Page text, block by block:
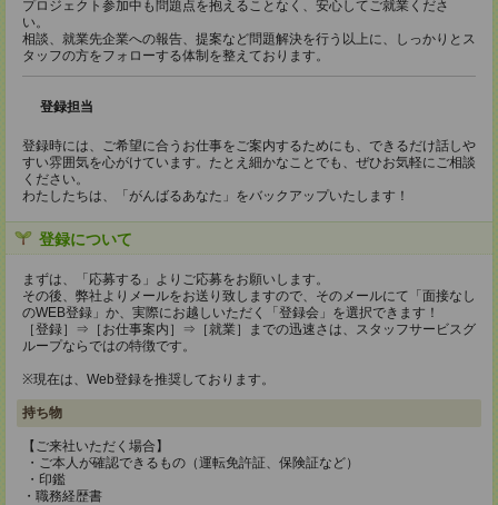
プロジェクト参加中も問題点を抱えることなく、安心してご就業くださ
い。
相談、就業先企業への報告、提案など問題解決を行う以上に、しっかりとス
タッフの方をフォローする体制を整えております。
登録担当
登録時には、ご希望に合うお仕事をご案内するためにも、できるだけ話しや
すい雰囲気を心がけています。たとえ細かなことでも、ぜひお気軽にご相談
ください。
わたしたちは、「がんばるあなた」をバックアップいたします！
登録について
まずは、「応募する」よりご応募をお願いします。
その後、弊社よりメールをお送り致しますので、そのメールにて「面接なし
のWEB登録」か、実際にお越しいただく「登録会」を選択できます！
［登録］⇒［お仕事案内］⇒［就業］までの迅速さは、スタッフサービスグ
ループならではの特徴です。
※現在は、Web登録を推奨しております。
持ち物
【ご来社いただく場合】
・ご本人が確認できるもの（運転免許証、保険証など）
・印鑑
・職務経歴書